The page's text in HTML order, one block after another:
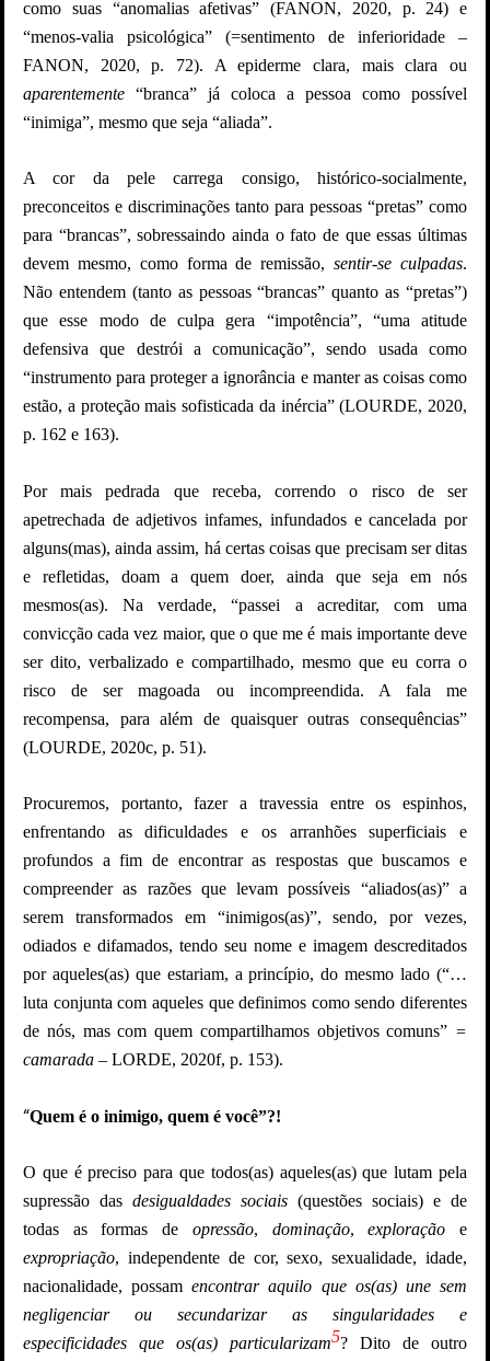
como suas “anomalias afetivas” (FANON, 2020, p. 24) e
“menos-valia psicológica” (=sentimento de inferioridade –
FANON, 2020, p. 72). A epiderme clara, mais clara ou
aparentemente “branca” já coloca a pessoa como possível
“inimiga”, mesmo que seja “aliada”.
A cor da pele carrega consigo, histórico-socialmente,
preconceitos e discriminações tanto para pessoas “pretas” como
para “brancas”, sobressaindo ainda o fato de que essas últimas
devem mesmo, como forma de remissão,sentir-se culpadas.
Não entendem (tanto as pessoas “brancas” quanto as “pretas”)
que esse modo de culpa gera “impotência”, “uma atitude
defensiva que destrói a comunicação”, sendo usada como
“instrumento para proteger a ignorância e manter as coisas como
estão, a proteção mais sofisticada da inércia” (LOURDE, 2020,
p. 162 e 163).
Por mais pedrada que receba, correndo o risco de ser
apetrechada de adjetivos infames, infundados e cancelada por
alguns(mas), ainda assim, há certas coisas que precisam ser ditas
e refletidas, doam a quem doer, ainda que seja em nós
mesmos(as). Na verdade, “passei a acreditar, com uma
convicção cada vez maior, que o que me é mais importante deve
ser dito, verbalizado e compartilhado, mesmo que eu corra o
risco de ser magoada ou incompreendida. A fala me
recompensa, para além de quaisquer outras consequências”
(LOURDE, 2020c, p. 51).
Procuremos, portanto, fazer a travessia entre os espinhos,
enfrentando as dificuldades e os arranhões superficiais e
profundos a fim de encontrar as respostas que buscamos e
compreender as razões que levam possíveis “aliados(as)” a
serem transformados em “inimigos(as)”, sendo, por vezes,
odiados e difamados, tendo seu nome e imagem descreditados
por aqueles(as) que estariam, a princípio, do mesmo lado (“…
luta conjunta com aqueles que definimos como sendo diferentes
de nós, mas com quem compartilhamos objetivos comuns” =
camarada – LORDE, 2020f, p. 153).
“Quem é o inimigo, quem é você”?!
O que é preciso para que todos(as) aqueles(as) que lutam pela
supressão das desigualdades sociais (questões sociais) e de
todas as formas de opressão, dominação,exploração e
expropriação, independente de cor, sexo, sexualidade, idade,
nacionalidade, possamencontrar aquilo que os(as) une sem
negligenciar ou secundarizar as singularidades e
especificidades que os(as) particularizam5? Dito de outro